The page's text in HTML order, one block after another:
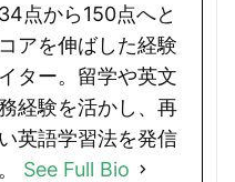
点から150点へと
アを伸ばした経験
ター。留学や英文
経験を活かし、再
英語学習法を発信
See Full Bio